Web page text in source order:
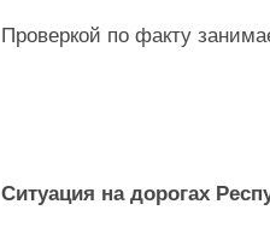
Проверкой по факту
Ситуация на дорогах